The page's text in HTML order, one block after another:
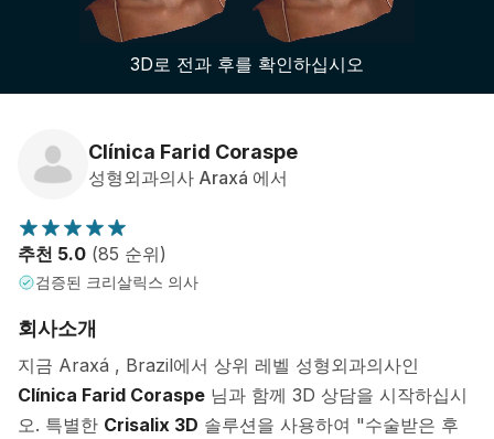
3D 비즈니스 플랫폼
환자 후기
3D로 전과 후를 확인하십시오
Clínica Farid Coraspe
성형외과의사 Araxá 에서
추천 5.0 (85 순위)
검증된 크리살릭스 의사
회사소개
지금 Araxá , Brazil에서 상위 레벨 성형외과의사인
Clínica Farid Coraspe 님과 함께 3D 상담을 시작하십시
오. 특별한 Crisalix 3D 솔루션을 사용하여 "수술받은 후